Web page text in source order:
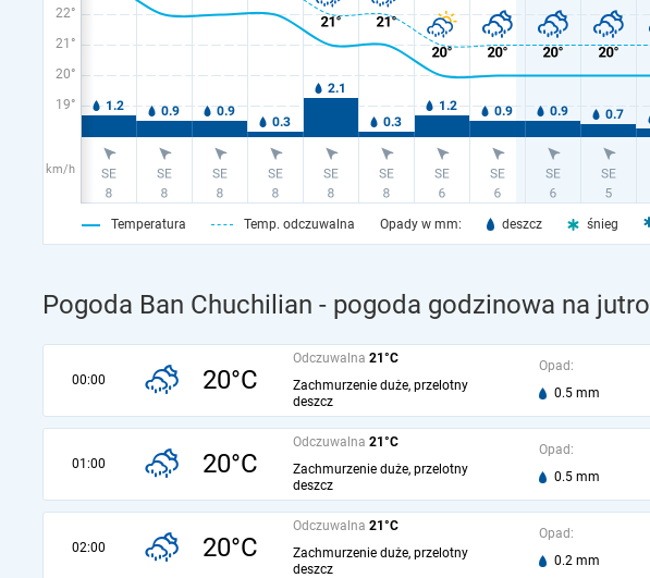
22°
21°
20°
19°
km/h
Temperatura Temp. odczuwalna Opady w mm: deszcz śnieg
Pogoda Ban Chuchilian - pogoda godzinowa na jutro
00:00 20°C
Odczuwalna 21°C
Zachmurzenie duże, przelotny
deszcz
Opad:
0.5 mm
01:00 20°C
Odczuwalna 21°C
Zachmurzenie duże, przelotny
deszcz
Opad:
0.5 mm
02:00 20°C
Odczuwalna 21°C
Zachmurzenie duże, przelotny
deszcz
Opad:
0.2 mm